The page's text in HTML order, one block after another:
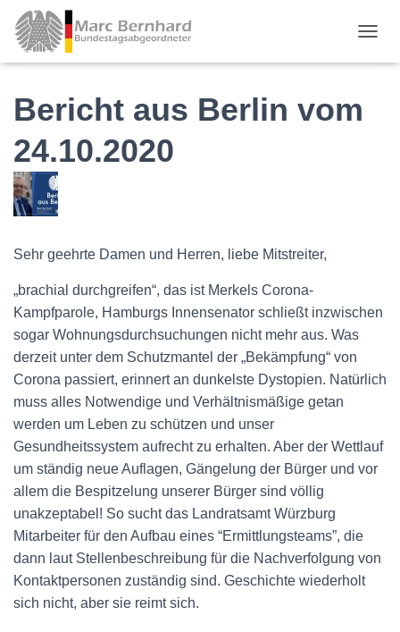
Bericht aus Berlin vom
24.10.2020
Sehr geehrte Damen und Herren, liebe Mitstreiter,
„brachial durchgreifen“, das ist Merkels Corona-
Kampfparole, Hamburgs Innensenator schließt inzwischen
sogar Wohnungsdurchsuchungen nicht mehr aus. Was
derzeit unter dem Schutzmantel der „Bekämpfung“ von
Corona passiert, erinnert an dunkelste Dystopien. Natürlich
muss alles Notwendige und Verhältnismäßige getan
werden um Leben zu schützen und unser
Gesundheitssystem aufrecht zu erhalten. Aber der Wettlauf
um ständig neue Auflagen, Gängelung der Bürger und vor
allem die Bespitzelung unserer Bürger sind völlig
unakzeptabel! So sucht das Landratsamt Würzburg
Mitarbeiter für den Aufbau eines “Ermittlungsteams”, die
dann laut Stellenbeschreibung für die Nachverfolgung von
Kontaktpersonen zuständig sind. Geschichte wiederholt
sich nicht, aber sie reimt sich.